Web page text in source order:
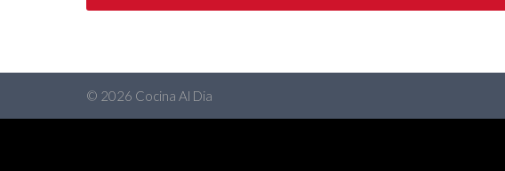
© 2026 Cocina Al Dia